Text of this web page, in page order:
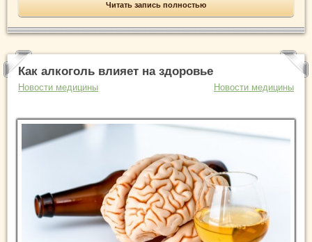
Читать запись полностью
Как алкоголь влияет на здоровье
Новости медицины Новости медицины